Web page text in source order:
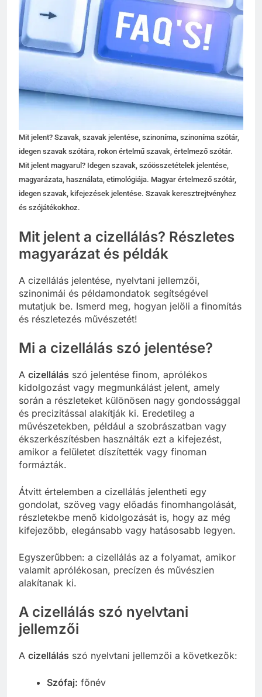
Mit jelent? Szavak, szavak jelentése, szinoníma, szinoníma szótár,
idegen szavak szótára, rokon értelmű szavak, értelmező szótár.
Mit jelent magyarul? Idegen szavak, szóösszetételek jelentése,
magyarázata, használata, etimológiája. Magyar értelmező szótár,
idegen szavak, kifejezések jelentése. Szavak keresztrejtvényhez
és szójátékokhoz.
Mit jelent a cizellálás? Részletes
magyarázat és példák
A cizellálás jelentése, nyelvtani jellemzői,
szinonimái és példamondatok segítségével
mutatjuk be. Ismerd meg, hogyan jelöli a finomítás
és részletezés művészetét!
Mi a cizellálás szó jelentése?
A cizellálás szó jelentése finom, aprólékos
kidolgozást vagy megmunkálást jelent, amely
során a részleteket különösen nagy gondossággal
és precizitással alakítják ki. Eredetileg a
művészetekben, például a szobrászatban vagy
ékszerkészítésben használták ezt a kifejezést,
amikor a felületet díszítették vagy finoman
formázták.
Átvitt értelemben a cizellálás jelentheti egy
gondolat, szöveg vagy előadás finomhangolását,
részletekbe menő kidolgozását is, hogy az még
kifejezőbb, elegánsabb vagy hatásosabb legyen.
Egyszerűbben: a cizellálás az a folyamat, amikor
valamit aprólékosan, precízen és művészien
alakítanak ki.
A cizellálás szó nyelvtani
jellemzői
A cizellálás szó nyelvtani jellemzői a következők:
Szófaj: főnév